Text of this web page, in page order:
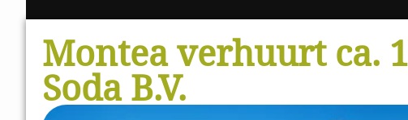
Montea verhuurt ca.
Soda B.V.